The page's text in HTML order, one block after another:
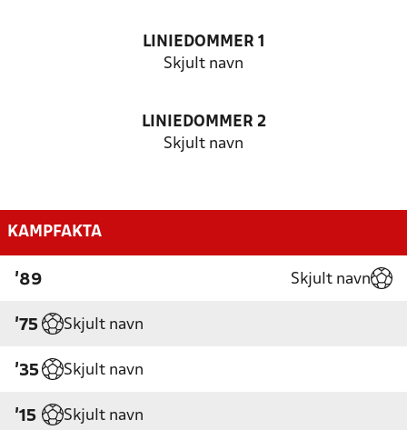
LINIEDOMMER 1
Skjult navn
LINIEDOMMER 2
Skjult navn
KAMPFAKTA
'89 Skjult navn
'75 Skjult navn
'35 Skjult navn
'15 Skjult navn